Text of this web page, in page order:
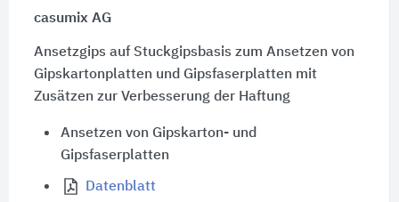
casumix AG
Ansetzgips auf Stuckgipsbasis zum Ansetzen von
Gipskartonplatten und Gipsfaserplatten mit
Zusätzen zur Verbesserung der Haftung
Ansetzen von Gipskarton- und
Gipsfaserplatten
Datenblatt